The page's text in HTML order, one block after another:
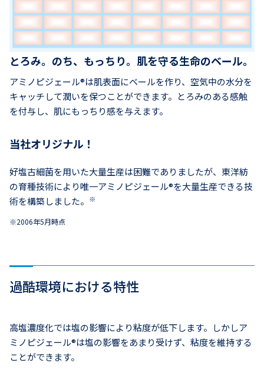
とろみ。のち、もっちり。肌を守る生命のベール。
アミノピジェール®は肌表面にベールを作り、空気中の水分を
キャッチして潤いを保つことができます。とろみのある感触
を付与し、肌にもっちり感を与えます。
当社オリジナル！
好塩古細菌を用いた大量生産は困難でありましたが、東洋紡
の育種技術により唯一アミノピジェール®を大量生産できる技
術を構築しました。
※
2006年5月時点
過酷環境における特性
高塩濃度化では塩の影響により粘度が低下します。しかしア
ミノピジェール®は塩の影響をあまり受けず、粘度を維持する
ことができます。